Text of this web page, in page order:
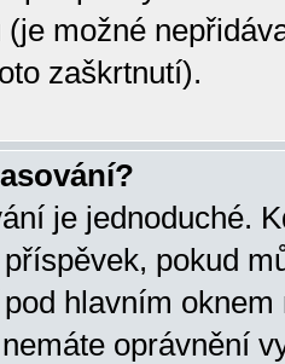
možné
zaškrtnutí).
je jednoduché.
pokud
hlavním oknem
oprávnění